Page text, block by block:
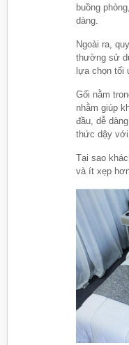
buồng
dàng.
Ngoài ra,
thường sử
lựa chọn tối
Gối nằm
nhằm giúp
đầu, dễ
thức dậy với
Tại sao
và ít xẹp